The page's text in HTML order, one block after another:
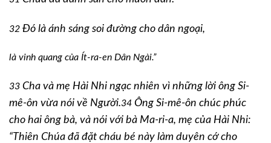
32 Đó là ánh sáng soi đường cho dân ngoại,
là vinh quang của Ít-ra-en Dân Ngài.”
33 Cha và mẹ Hài Nhi ngạc nhiên vì những lời ông Si-
mê-ôn vừa nói về Người.34 Ông Si-mê-ôn chúc phúc
cho hai ông bà, và nói với bà Ma-ri-a, mẹ của Hài Nhi:
“Thiên Chúa đã đặt cháu bé này làm duyên cớ cho